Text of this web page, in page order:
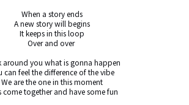
When a story ends
A new story will begins
It keeps in this loop
Over and over
around you what is gonna happen
can feel the difference of the vibe
We are the one in this moment
come together and have some fun